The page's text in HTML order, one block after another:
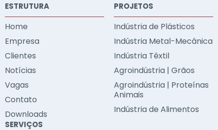
ESTRUTURA
Home
Empresa
Clientes
Notícias
Vagas
Contato
Downloads
PROJETOS
Indústria de Plásticos
Indústria Metal-Mecânica
Indústria Têxtil
Agroindústria | Grãos
Agroindústria | Proteínas
Animais
Indústria de Alimentos
SERVIÇOS